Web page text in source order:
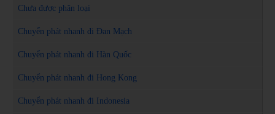
Chưa được phân loại
Chuyển phát nhanh đi Đan Mạch
Chuyển phát nhanh đi Hàn Quốc
Chuyển phát nhanh đi Hong Kong
Chuyển phát nhanh đi Indonesia